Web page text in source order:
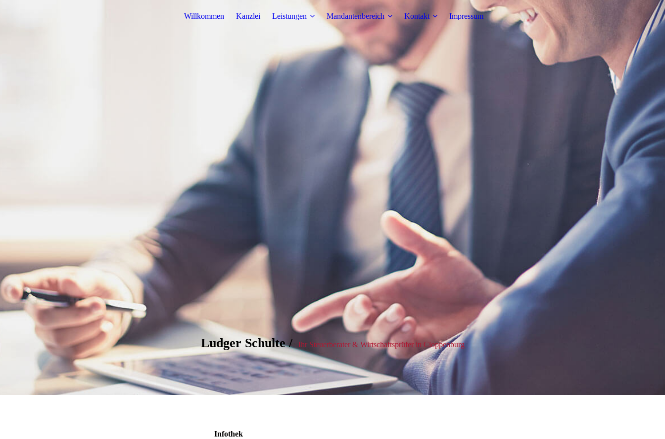
Willkommen Kanzlei Leistungen Mandantenbereich Kontakt Impressum
Ludger Schulte / Ihr Steuerberater & Wirtschaftsprüfer in Cloppenburg
Infothek